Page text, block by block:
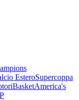
EsteroSupercoppa
BasketAmerica's